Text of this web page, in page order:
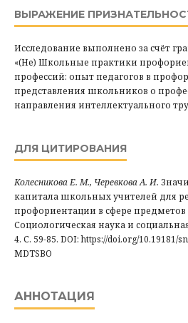
ВЫРАЖЕНИЕ
Исследование выполнено за счёт
«(Не) Школьные практики
профессий: опыт педагогов в
представления школьников о
направления интеллектуального
ДЛЯ ЦИТИРОВАНИЯ
Колесникова Е. М., Черевкова А. И.
капитала школьных учителей для
профориентации в сфере предметов
Социологическая наука и
4. С. 59-85. DOI: https://doi.org/10.19181/
MDTSBO
АННОТАЦИЯ